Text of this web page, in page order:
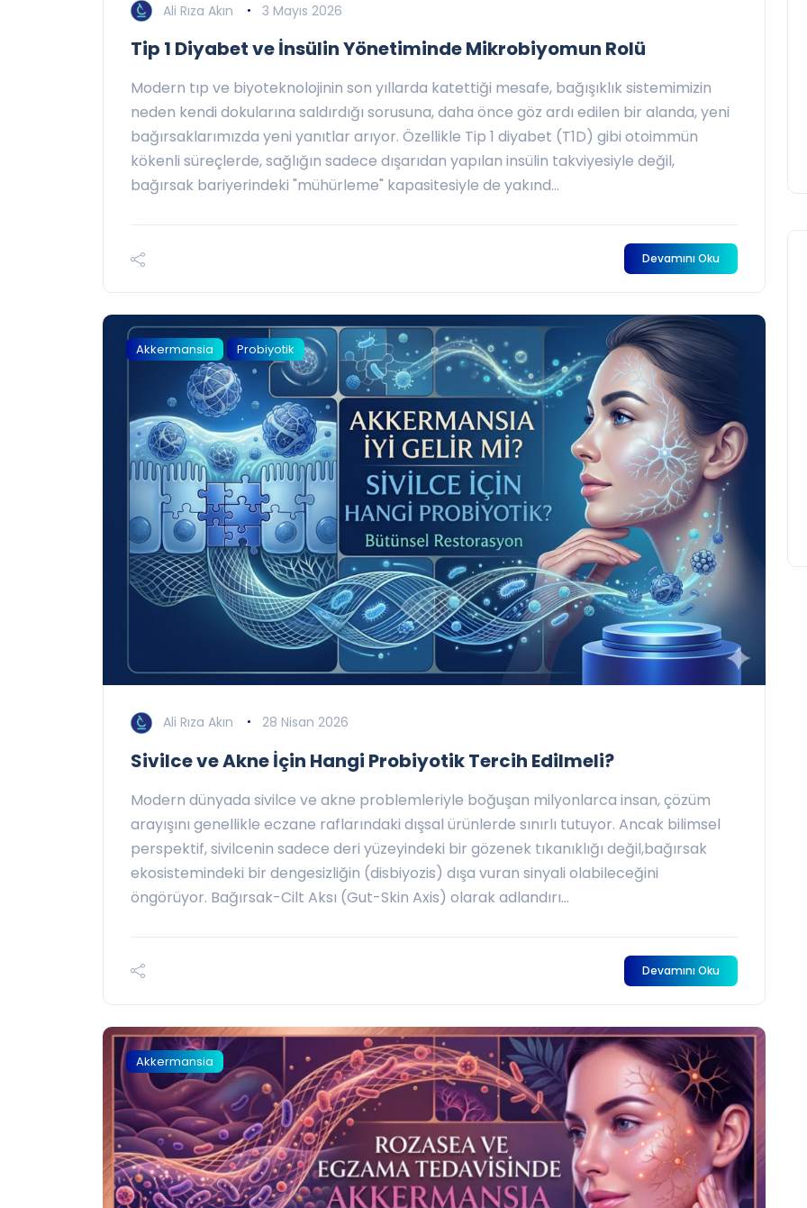
Ali Rıza Akın 3 Mayıs 2026
Tip 1 Diyabet ve İnsülin Yönetiminde Mikrobiyomun Rolü
Modern tıp ve biyoteknolojinin son yıllarda katettiği mesafe, bağışıklık sistemimizin
neden kendi dokularına saldırdığı sorusuna, daha önce göz ardı edilen bir alanda, yeni
bağırsaklarımızda yeni yanıtlar arıyor. Özellikle Tip 1 diyabet (T1D) gibi otoimmün
kökenli süreçlerde, sağlığın sadece dışarıdan yapılan insülin takviyesiyle değil,
bağırsak bariyerindeki "mühürleme" kapasitesiyle de yakınd...
Devamını Oku
Akkermansia Probiyotik
Ali Rıza Akın 28 Nisan 2026
Sivilce ve Akne İçin Hangi Probiyotik Tercih Edilmeli?
Modern dünyada sivilce ve akne problemleriyle boğuşan milyonlarca insan, çözüm
arayışını genellikle eczane raflarındaki dışsal ürünlerde sınırlı tutuyor. Ancak bilimsel
perspektif, sivilcenin sadece deri yüzeyindeki bir gözenek tıkanıklığı değil,bağırsak
ekosistemindeki bir dengesizliğin (disbiyozis) dışa vuran sinyali olabileceğini
öngörüyor. Bağırsak-Cilt Aksı (Gut-Skin Axis) olarak adlandırı...
Devamını Oku
Akkermansia